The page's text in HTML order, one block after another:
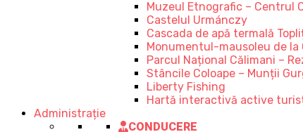
Muzeul Etnografic – Centrul
Castelul Urmánczy
Cascada de apă termală
Monumentul-mausoleu de la
Parcul Național Călimani –
Stâncile Coloape – Munții
Liberty Fishing
Hartă interactivă active
Administrație
CONDUCERE